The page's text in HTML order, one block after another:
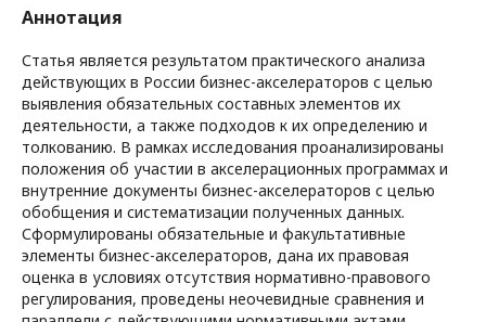
Аннотация
Статья является результатом практического анализа
действующих в России бизнес-акселераторов с целью
выявления обязательных составных элементов их
деятельности, а также подходов к их определению и
толкованию. В рамках исследования проанализированы
положения об участии в акселерационных программах и
внутренние документы бизнес-акселераторов с целью
обобщения и систематизации полученных данных.
Сформулированы обязательные и факультативные
элементы бизнес-акселераторов, дана их правовая
оценка в условиях отсутствия нормативно-правового
регулирования, проведены неочевидные сравнения и